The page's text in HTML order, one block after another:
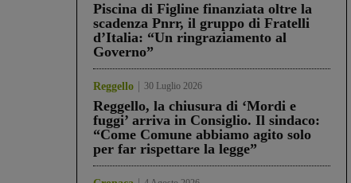
Piscina di Figline finanziata oltre la
scadenza Pnrr, il gruppo di Fratelli
d’Italia: “Un ringraziamento al
Governo”
Reggello 30 Luglio 2026
Reggello, la chiusura di ‘Mordi e
fuggi’ arriva in Consiglio. Il sindaco:
“Come Comune abbiamo agito solo
per far rispettare la legge”